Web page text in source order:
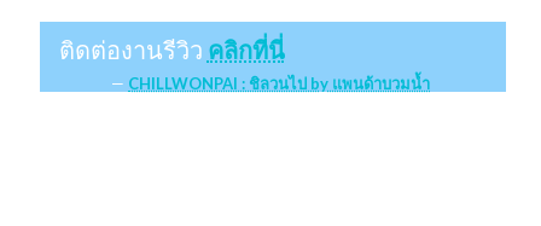
ติดต่องานรีวิว คลิกที่นี่
CHILLWONPAI : ชิลวนไป by แพนด้าบวมน้ำ